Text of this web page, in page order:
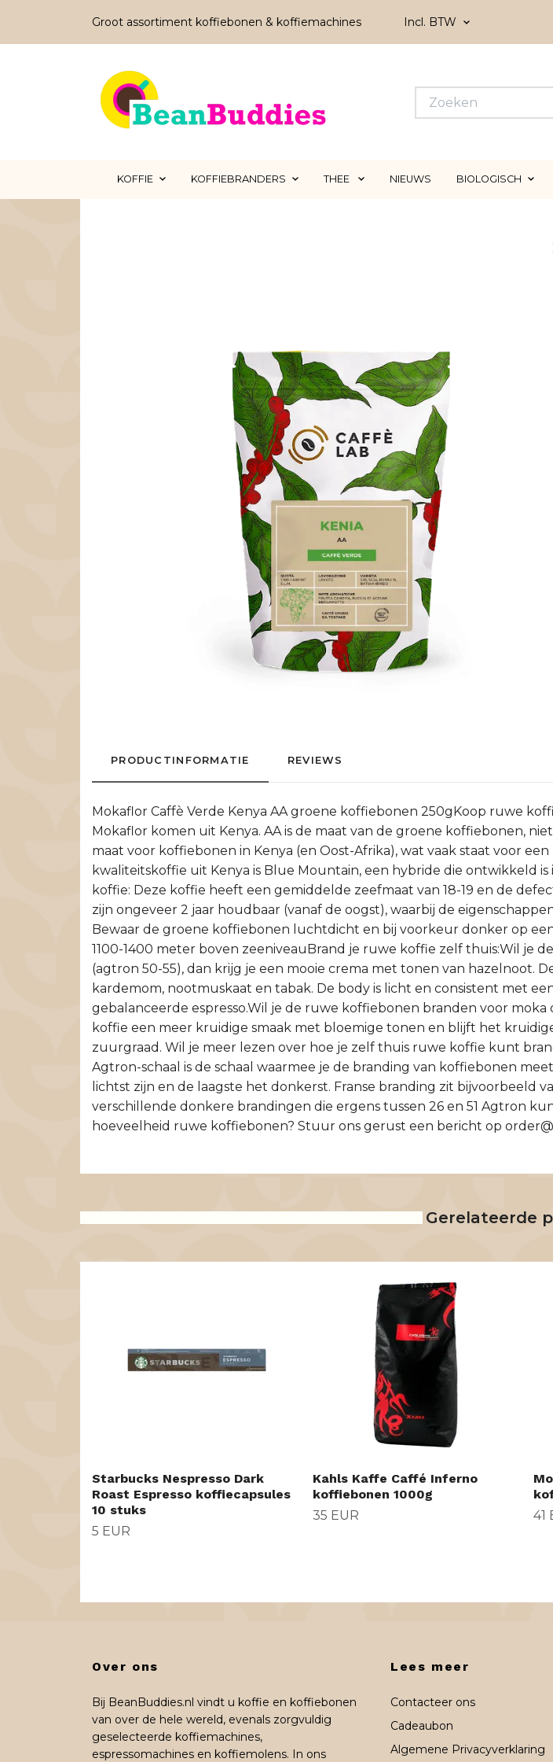
Groot assortiment koffiebonen & koffiemachines Incl. BTW
KOFFIE KOFFIEBRANDERS THEE NIEUWS BIOLOGISCH
PRODUCTINFORMATIE REVIEWS
Mokaflor Caffè Verde Kenya AA groene koffiebonen 250gKoop ruwe
Mokaflor komen uit Kenya. AA is de maat van de groene koffiebonen,
maat voor koffiebonen in Kenya (en Oost-Afrika), wat vaak staat voor
kwaliteitskoffie uit Kenya is Blue Mountain, een hybride die ontwikkeld
koffie: Deze koffie heeft een gemiddelde zeefmaat van 18-19 en de
zijn ongeveer 2 jaar houdbaar (vanaf de oogst), waarbij de
Bewaar de groene koffiebonen luchtdicht en bij voorkeur donker op
1100-1400 meter boven zeeniveauBrand je ruwe koffie zelf thuis:Wil je
(agtron 50-55), dan krijg je een mooie crema met tonen van hazelnoot.
kardemom, nootmuskaat en tabak. De body is licht en consistent met
gebalanceerde espresso.Wil je de ruwe koffiebonen branden voor
koffie een meer kruidige smaak met bloemige tonen en blijft het
zuurgraad. Wil je meer lezen over hoe je zelf thuis ruwe koffie kunt
Agtron-schaal is de schaal waarmee je de branding van koffiebonen
lichtst zijn en de laagste het donkerst. Franse branding zit bijvoorbeeld
verschillende donkere brandingen die ergens tussen 26 en 51 Agtron
hoeveelheid ruwe koffiebonen? Stuur ons gerust een bericht op
Gerelateerde
Starbucks Nespresso Dark
Roast Espresso koffiecapsules
10 stuks
5 EUR
Kahls Kaffe Caffé Inferno
koffiebonen 1000g
35 EUR
41
Over ons
Bij BeanBuddies.nl vindt u koffie en koffiebonen
van over de hele wereld, evenals zorgvuldig
geselecteerde koffiemachines,
espressomachines en koffiemolens. In ons
Lees meer
Contacteer ons
Cadeaubon
Algemene Privacyverklaring